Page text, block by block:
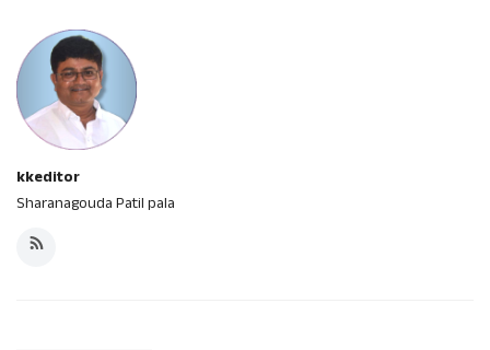
kkeditor
Sharanagouda Patil pala